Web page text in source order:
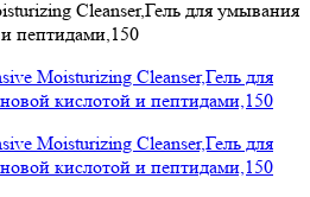
Cleanser,Гель для умывания
пептидами,150